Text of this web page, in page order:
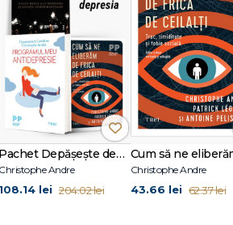
Pachet Depășește depresia
Christophe Andre
108.14 lei 204.02 lei
Christophe Andre
43.66 lei 62.37 lei